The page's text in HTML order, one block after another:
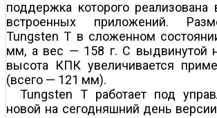
поддержка которого реализована
встроенных приложений.
Tungsten T в сложенном
мм, а вес — 158 г. С выдвинутой
высота КПК увеличивается
(всего — 121 мм).
Tungsten T работает под
новой на сегодняшний день